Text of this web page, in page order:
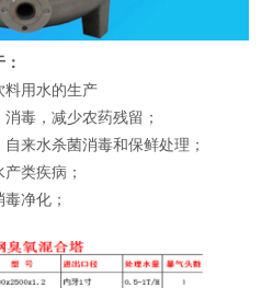
料用水的生产
毒，减少农药残留；
来水杀菌消毒和保鲜处理；
类疾病；
净化；